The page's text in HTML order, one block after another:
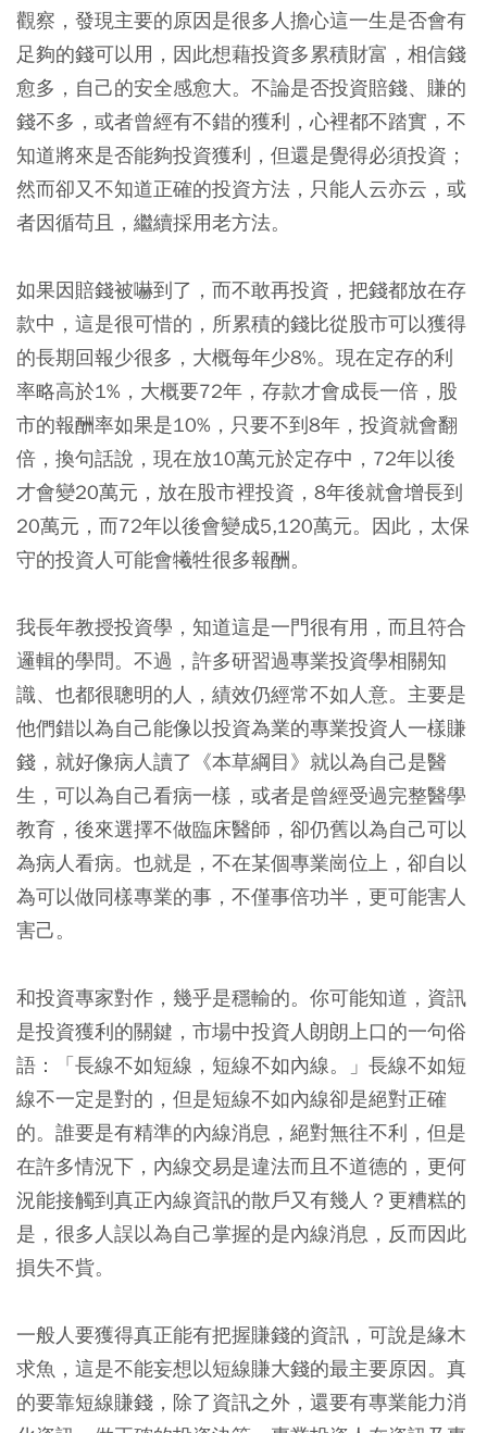
觀察，發現主要的原因是很多人擔心這一生是否會有
足夠的錢可以用，因此想藉投資多累積財富，相信錢
愈多，自己的安全感愈大。不論是否投資賠錢、賺的
錢不多，或者曾經有不錯的獲利，心裡都不踏實，不
知道將來是否能夠投資獲利，但還是覺得必須投資；
然而卻又不知道正確的投資方法，只能人云亦云，或
者因循苟且，繼續採用老方法。
如果因賠錢被嚇到了，而不敢再投資，把錢都放在存
款中，這是很可惜的，所累積的錢比從股市可以獲得
的長期回報少很多，大概每年少8%。現在定存的利
率略高於1%，大概要72年，存款才會成長一倍，股
市的報酬率如果是10%，只要不到8年，投資就會翻
倍，換句話說，現在放10萬元於定存中，72年以後
才會變20萬元，放在股市裡投資，8年後就會增長到
20萬元，而72年以後會變成5,120萬元。因此，太保
守的投資人可能會犧牲很多報酬。
我長年教授投資學，知道這是一門很有用，而且符合
邏輯的學問。不過，許多研習過專業投資學相關知
識、也都很聰明的人，績效仍經常不如人意。主要是
他們錯以為自己能像以投資為業的專業投資人一樣賺
錢，就好像病人讀了《本草綱目》就以為自己是醫
生，可以為自己看病一樣，或者是曾經受過完整醫學
教育，後來選擇不做臨床醫師，卻仍舊以為自己可以
為病人看病。也就是，不在某個專業崗位上，卻自以
為可以做同樣專業的事，不僅事倍功半，更可能害人
害己。
和投資專家對作，幾乎是穩輸的。你可能知道，資訊
是投資獲利的關鍵，市場中投資人朗朗上口的一句俗
語：「長線不如短線，短線不如內線。」長線不如短
線不一定是對的，但是短線不如內線卻是絕對正確
的。誰要是有精準的內線消息，絕對無往不利，但是
在許多情況下，內線交易是違法而且不道德的，更何
況能接觸到真正內線資訊的散戶又有幾人？更糟糕的
是，很多人誤以為自己掌握的是內線消息，反而因此
損失不貲。
一般人要獲得真正能有把握賺錢的資訊，可說是緣木
求魚，這是不能妄想以短線賺大錢的最主要原因。真
的要靠短線賺錢，除了資訊之外，還要有專業能力消